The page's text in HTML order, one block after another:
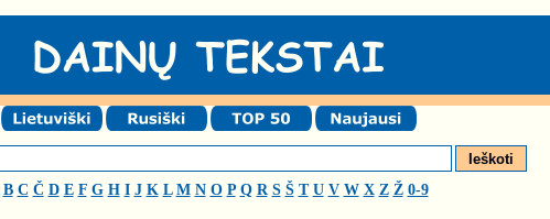
B C Č D E F G H I J K L M N O P Q R S Š T U V W X Z Ž 0-9